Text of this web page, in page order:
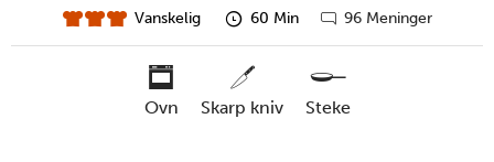
vanskelighet
Vanskelig
forberedelsestid
60 Min
Gå
kommentarer
96 Meninger
ovn skarp kniv steke